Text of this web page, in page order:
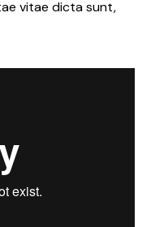
vitae dicta sunt,